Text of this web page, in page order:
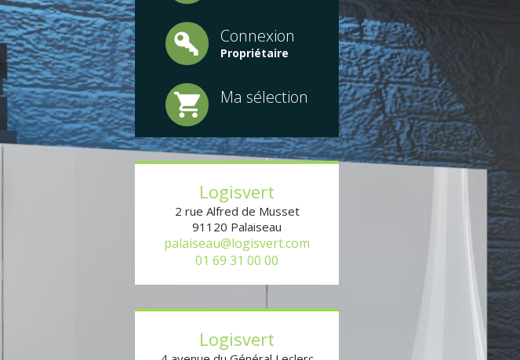
Connexion
Propriétaire
Ma sélection
Logisvert
2 rue Alfred de Musset
91120 Palaiseau
palaiseau@logisvert.com
01 69 31 00 00
Logisvert